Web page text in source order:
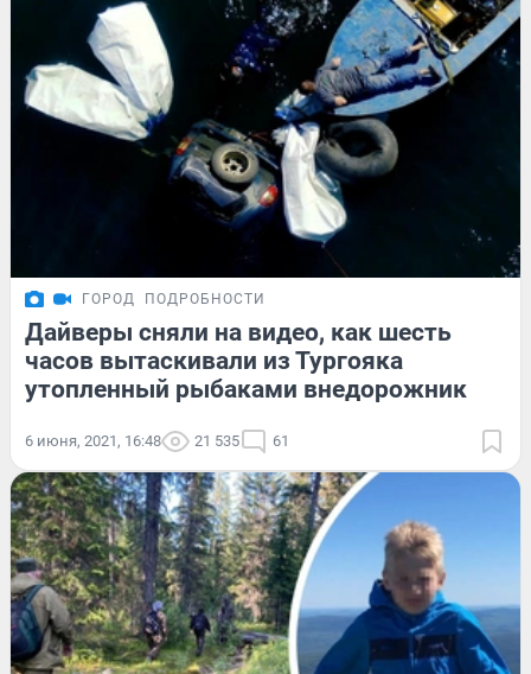
ГОРОД ПОДРОБНОСТИ
Дайверы сняли на видео, как шесть
часов вытаскивали из Тургояка
утопленный рыбаками внедорожник
6 июня, 2021, 16:48 21 535 61